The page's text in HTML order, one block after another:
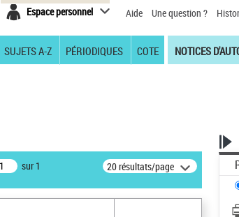
Espace personnel Aide Une question ?
SUJETS A-Z PÉRIODIQUES COTE NOTICES
sur 1 20 résultats/page